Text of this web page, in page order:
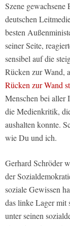
Szene
deutschen
besten
seiner Seite,
sensibel auf die
Rücken zur Wand,
Rücken zur Wand
Menschen bei aller
die Medienkritik,
aushalten konnte.
wie Du und ich.
Gerhard Schröder
der
soziale Gewissen
das linke Lager mit
unter seinen